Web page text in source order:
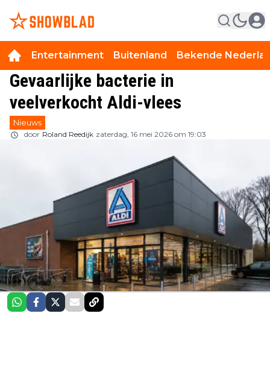
Entertainment Buitenland Bekende
Gevaarlijke bacterie in
veelverkocht Aldi-vlees
Nieuws
door Roland Reedijk zaterdag, 16 mei 2026 om 19:03